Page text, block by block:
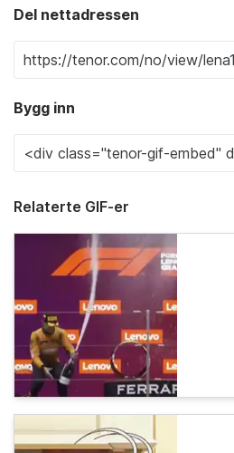
Del nettadressen
Bygg inn
Relaterte GIF-er